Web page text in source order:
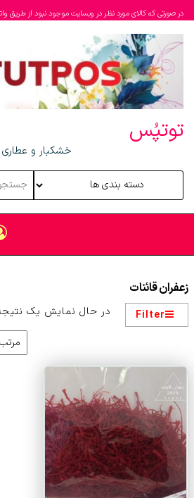
در صورتی که کالای مورد نظر در وبسایت موجود نبود از طریق
توتپُس
خشکبار و عطاری
زعفران قائنات
Filter در حال نمایش یک